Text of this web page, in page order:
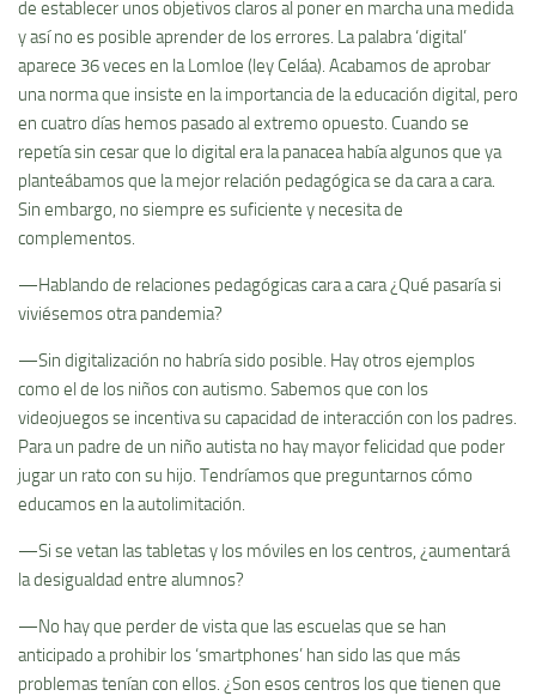
de establecer unos objetivos claros al poner en marcha una medida
y así no es posible aprender de los errores. La palabra ‘digital’
aparece 36 veces en la Lomloe (ley Celáa). Acabamos de aprobar
una norma que insiste en la importancia de la educación digital, pero
en cuatro días hemos pasado al extremo opuesto. Cuando se
repetía sin cesar que lo digital era la panacea había algunos que ya
planteábamos que la mejor relación pedagógica se da cara a cara.
Sin embargo, no siempre es suficiente y necesita de
complementos.
—Hablando de relaciones pedagógicas cara a cara ¿Qué pasaría si
viviésemos otra pandemia?
—Sin digitalización no habría sido posible. Hay otros ejemplos
como el de los niños con autismo. Sabemos que con los
videojuegos se incentiva su capacidad de interacción con los padres.
Para un padre de un niño autista no hay mayor felicidad que poder
jugar un rato con su hijo. Tendríamos que preguntarnos cómo
educamos en la autolimitación.
—Si se vetan las tabletas y los móviles en los centros, ¿aumentará
la desigualdad entre alumnos?
—No hay que perder de vista que las escuelas que se han
anticipado a prohibir los ‘smartphones’ han sido las que más
problemas tenían con ellos. ¿Son esos centros los que tienen que